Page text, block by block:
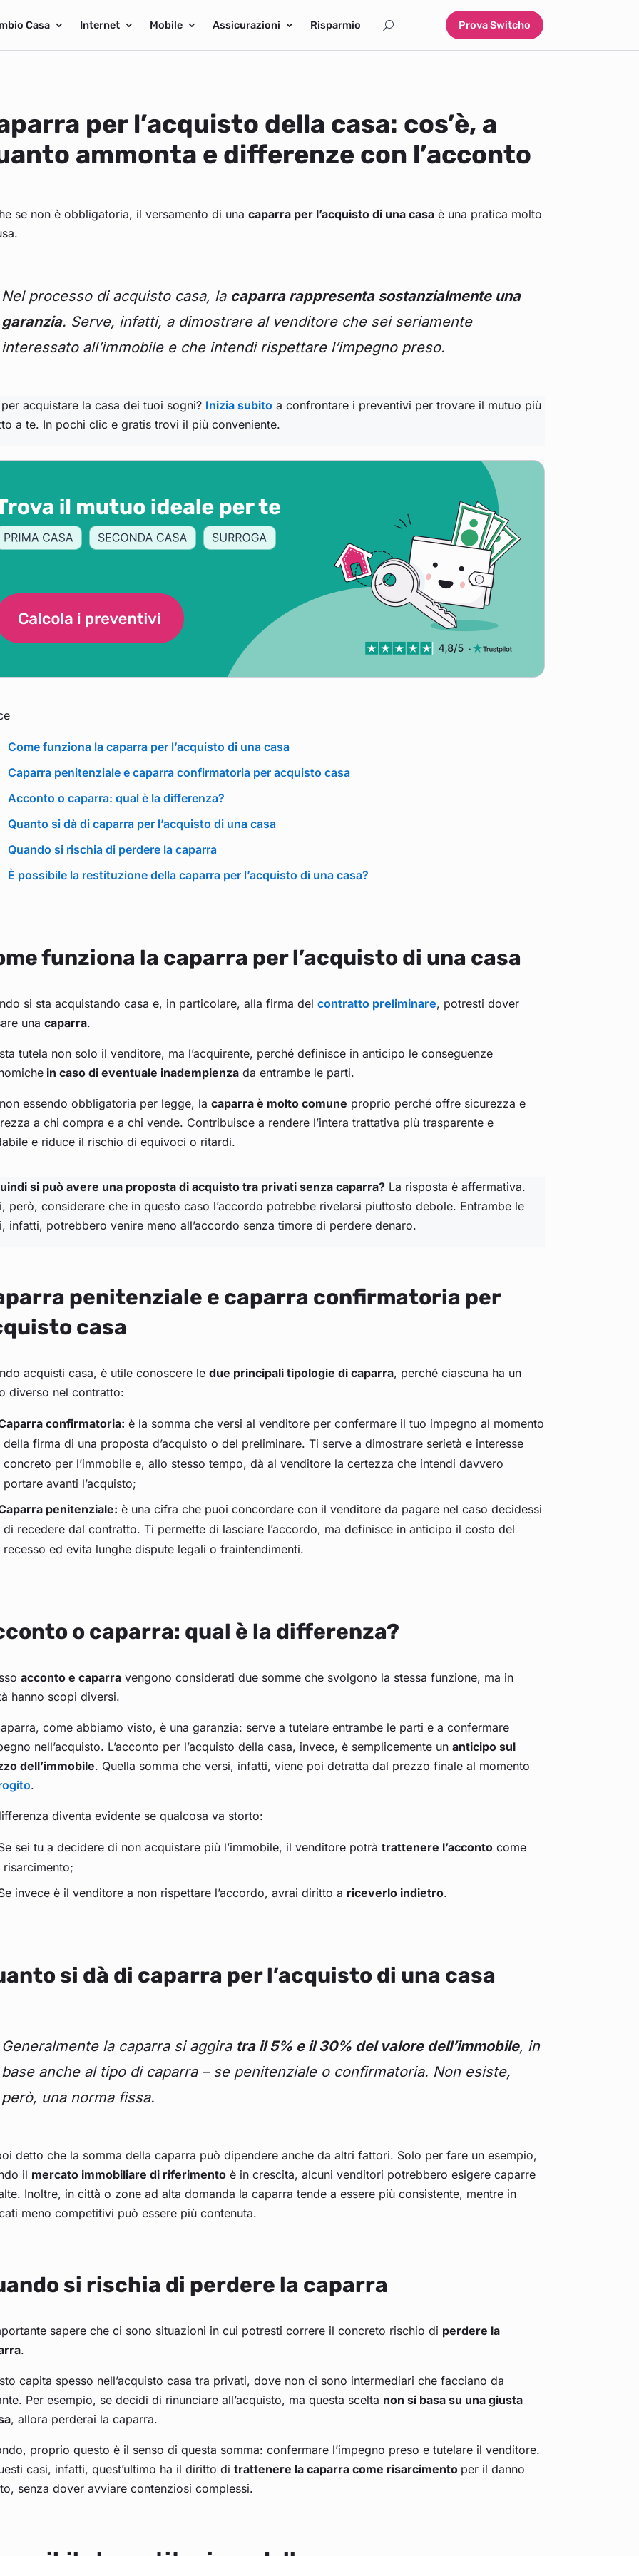
Casa Internet Mobile Assicurazioni Risparmio Prova Switcho
per l’acquisto della casa: cos’è, a
ammonta e differenze con l’acconto
se non è obbligatoria, il versamento di una caparra per l’acquisto di una casaè una pratica molto
Nel processo di acquisto casa, la caparra rappresenta sostanzialmente una
garanzia. Serve, infatti, a dimostrare al venditore che sei seriamente
interessato all’immobile e che intendi rispettare l’impegno preso.
acquistare la casa dei tuoi sogni? Inizia subitoa confrontare i preventivi per trovare il mutuo più
a te. In pochi clic e gratis trovi il più conveniente.
Come funziona la caparra per l’acquisto di una casa
Caparra penitenziale e caparra confirmatoria per acquisto casa
Acconto o caparra: qual è la differenza?
Quanto si dà di caparra per l’acquisto di una casa
Quando si rischia di perdere la caparra
È possibile la restituzione della caparra per l’acquisto di una casa?
funziona la caparra per l’acquisto di una casa
si sta acquistando casa e, in particolare, alla firma del contratto preliminare, potresti dover
una caparra.
tutela non solo il venditore, ma l’acquirente, perché definisce in anticipo le conseguenze
in caso di eventuale inadempienzada entrambe le parti.
essendo obbligatoria per legge, la caparra è molto comune proprio perché offre sicurezza e
a chi compra e a chi vende. Contribuisce a rendere l’intera trattativa più trasparente e
e riduce il rischio di equivoci o ritardi.
si può avere una proposta di acquisto tra privati senza caparra?La risposta è affermativa.
però, considerare che in questo caso l’accordo potrebbe rivelarsi piuttosto debole. Entrambe le
infatti, potrebbero venire meno all’accordo senza timore di perdere denaro.
penitenziale e caparra confirmatoria per
casa
acquisti casa, è utile conoscere le due principali tipologie di caparra, perché ciascuna ha un
diverso nel contratto:
confirmatoria: è la somma che versi al venditore per confermare il tuo impegno al momento
della firma di una proposta d’acquisto o del preliminare. Ti serve a dimostrare serietà e interesse
concreto per l’immobile e, allo stesso tempo, dà al venditore la certezza che intendi davvero
portare avanti l’acquisto;
penitenziale: è una cifra che puoi concordare con il venditore da pagare nel caso decidessi
di recedere dal contratto. Ti permette di lasciare l’accordo, ma definisce in anticipo il costo del
recesso ed evita lunghe dispute legali o fraintendimenti.
o caparra: qual è la differenza?
acconto e caparravengono considerati due somme che svolgono la stessa funzione, ma in
hanno scopi diversi.
come abbiamo visto, è una garanzia: serve a tutelare entrambe le parti e a confermare
nell’acquisto. L’acconto per l’acquisto della casa, invece, è semplicemente un anticipo sul
dell’immobile. Quella somma che versi, infatti, viene poi detratta dal prezzo finale al momento
.
diventa evidente se qualcosa va storto:
sei tu a decidere di non acquistare più l’immobile, il venditore potràtrattenere l’acconto come
risarcimento;
invece è il venditore a non rispettare l’accordo, avrai diritto a riceverlo indietro.
si dà di caparra per l’acquisto di una casa
Generalmente la caparra si aggira tra il 5% e il 30% del valore dell’immobile, in
base anche al tipo di caparra – se penitenziale o confirmatoria. Non esiste,
però, una norma fissa.
detto che la somma della caparra può dipendere anche da altri fattori. Solo per fare un esempio,
il mercato immobiliare di riferimentoè in crescita, alcuni venditori potrebbero esigere caparre
Inoltre, in città o zone ad alta domanda la caparra tende a essere più consistente, mentre in
meno competitivi può essere più contenuta.
si rischia di perdere la caparra
sapere che ci sono situazioni in cui potresti correre il concreto rischio di perdere la
.
capita spesso nell’acquisto casa tra privati, dove non ci sono intermediari che facciano da
Per esempio, se decidi di rinunciare all’acquisto, ma questa scelta non si basa su una giusta
, allora perderai la caparra.
proprio questo è il senso di questa somma: confermare l’impegno preso e tutelare il venditore.
casi, infatti, quest’ultimo ha il diritto di trattenere la caparra come risarcimento per il danno
senza dover avviare contenziosi complessi.